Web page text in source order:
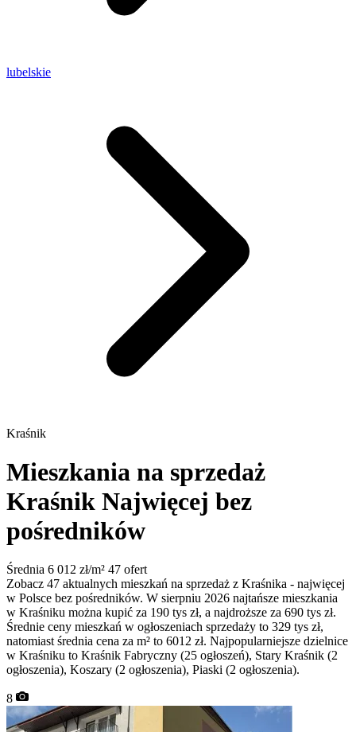
lubelskie
Kraśnik
Mieszkania na sprzedaż
Kraśnik Najwięcej bez
pośredników
Średnia 6 012 zł/m² 47 ofert
Zobacz 47 aktualnych mieszkań na sprzedaż z Kraśnika - najwięcej
w Polsce bez pośredników. W sierpniu 2026 najtańsze mieszkania
w Kraśniku można kupić za 190 tys zł, a najdroższe za 690 tys zł.
Średnie ceny mieszkań w ogłoszeniach sprzedaży to 329 tys zł,
natomiast średnia cena za m² to 6012 zł. Najpopularniejsze dzielnice
w Kraśniku to Kraśnik Fabryczny (25 ogłoszeń), Stary Kraśnik (2
ogłoszenia), Koszary (2 ogłoszenia), Piaski (2 ogłoszenia).
8